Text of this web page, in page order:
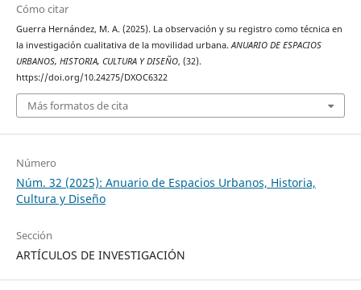
Cómo citar
Guerra Hernández, M. A. (2025). La observación y su registro como técnica en
la investigación cualitativa de la movilidad urbana. ANUARIO DE ESPACIOS
URBANOS, HISTORIA, CULTURA Y DISEÑO, (32).
https://doi.org/10.24275/DXOC6322
Más formatos de cita
Número
Núm. 32 (2025): Anuario de Espacios Urbanos, Historia,
Cultura y Diseño
Sección
ARTÍCULOS DE INVESTIGACIÓN